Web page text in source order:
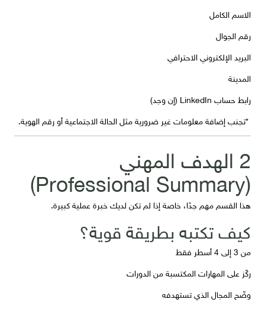
الاسم الكامل
رقم الجوال
البريد الإلكتروني الاحترافي
المدينة
رابط حساب LinkedIn (إن وجد)
*تجنب إضافة معلومات غير ضرورية مثل الحالة الاجتماعية أو رقم الهوية.
2 الهدف المهني
(Professional Summary)
هذا القسم مهم جدًا، خاصة إذا لم تكن لديك خبرة عملية كبيرة.
كيف تكتبه بطريقة قوية؟
من 3 إلى 4 أسطر فقط
ركّز على المهارات المكتسبة من الدورات
وضّح المجال الذي تستهدفه